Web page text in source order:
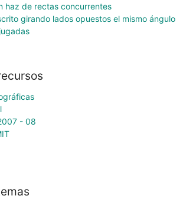
haz de rectas concurrentes
girando lados opuestos el mismo ángulo
- 08